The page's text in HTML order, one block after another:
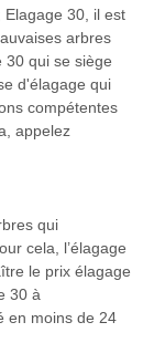
Elagage 30, il est
arbres
30 qui se siège
d'élagage qui
compétentes
appelez
qui
cela, l’élagage
le prix élagage
30 à
en moins de 24